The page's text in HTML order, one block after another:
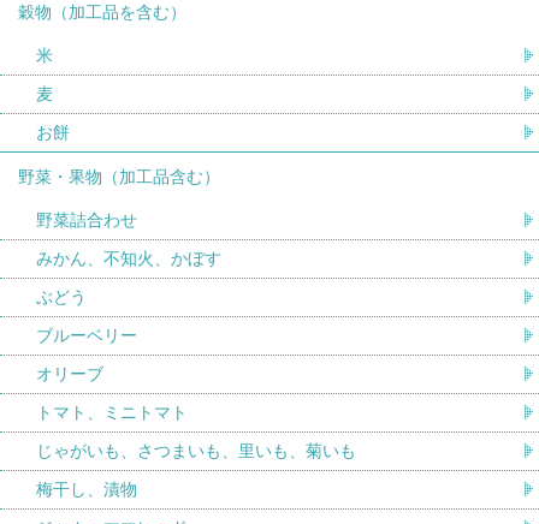
穀物（加工品を含む）
米
麦
お餅
野菜・果物（加工品含む）
野菜詰合わせ
みかん、不知火、かぼす
ぶどう
ブルーベリー
オリーブ
トマト、ミニトマト
じゃがいも、さつまいも、里いも、菊いも
梅干し、漬物